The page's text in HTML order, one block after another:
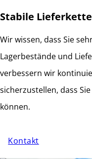
Stabile Lieferkette
Wir wissen, dass Sie
Lagerbestände und
verbessern wir
sicherzustellen, dass
können.
Kontakt